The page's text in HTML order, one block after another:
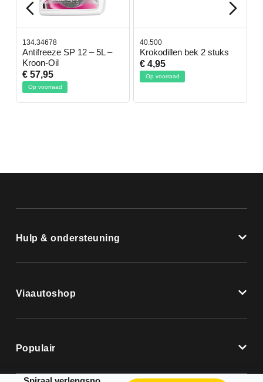
SP 12 – 5L –
Krokodillen bek 2 stuks
Hulp & ondersteuning
Viaautoshop
Populair